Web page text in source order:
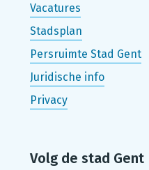
Vacatures
Stadsplan
Persruimte Stad Gent
Juridische info
Privacy
Volg de stad Gent